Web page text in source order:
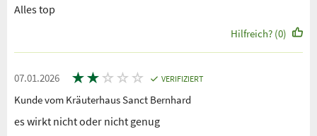
Alles top
Hilfreich? (0)
07.01.2026 ★★ ☆ ☆ ☆ VERIFIZIERT
Kunde vom Kräuterhaus Sanct Bernhard
es wirkt nicht oder nicht genug